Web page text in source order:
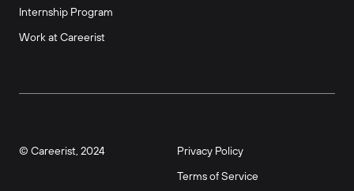
Internship Program
Work at Careerist
© Careerist, 2024
Privacy Policy
Terms of Service